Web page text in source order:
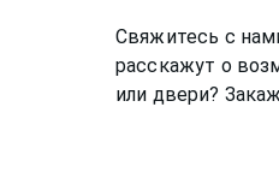
Свяжитесь с
расскажут о
или двери?